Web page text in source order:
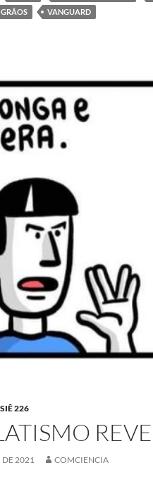
VANGUARD
226
DE 2021 COMCIENCIA